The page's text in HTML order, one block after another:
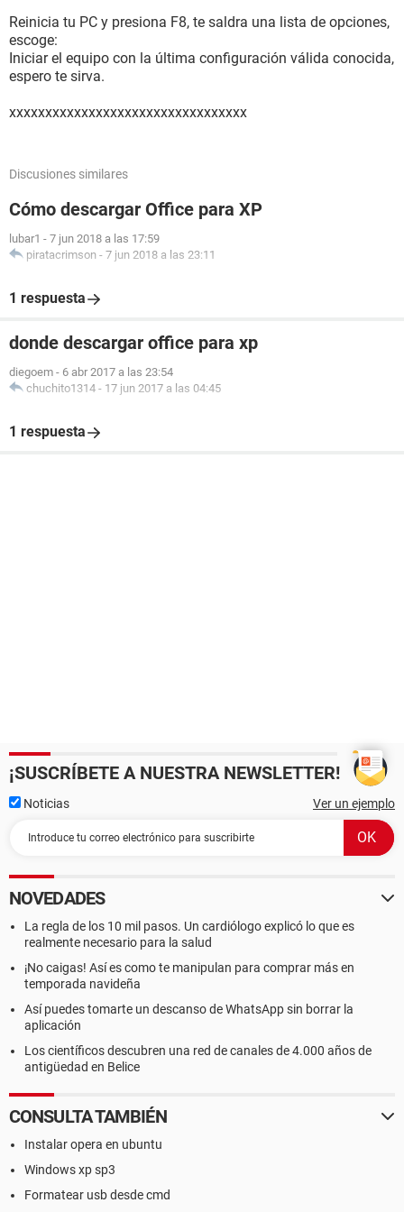
Reinicia tu PC y presiona F8, te saldra una lista de opciones,
escoge:
Iniciar el equipo con la última configuración válida conocida,
espero te sirva.
xxxxxxxxxxxxxxxxxxxxxxxxxxxxxxxxx
Discusiones similares
Cómo descargar Office para XP
lubar1 - 7 jun 2018 a las 17:59
piratacrimson - 7 jun 2018 a las 23:11
1 respuesta
donde descargar office para xp
diegoem - 6 abr 2017 a las 23:54
chuchito1314 - 17 jun 2017 a las 04:45
1 respuesta
¡SUSCRÍBETE A NUESTRA NEWSLETTER!
Noticias Ver un ejemplo
NOVEDADES
La regla de los 10 mil pasos. Un cardiólogo explicó lo que es
realmente necesario para la salud
¡No caigas! Así es como te manipulan para comprar más en
temporada navideña
Así puedes tomarte un descanso de WhatsApp sin borrar la
aplicación
Los científicos descubren una red de canales de 4.000 años de
antigüedad en Belice
CONSULTA TAMBIÉN
Instalar opera en ubuntu
Windows xp sp3
Formatear usb desde cmd